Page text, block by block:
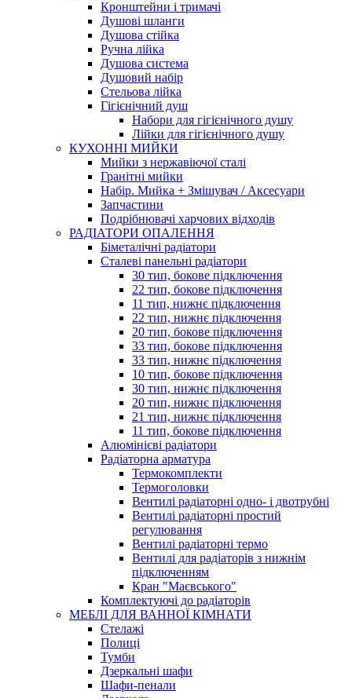
Кронштейни і тримачі
Душові шланги
Душова стійка
Ручна лійка
Душова система
Душовий набір
Стельова лійка
Гігієнічний душ
Набори для гігієнічного душу
Лійки для гігієнічного душу
КУХОННІ МИЙКИ
Мийки з нержавіючої сталі
Гранітні мийки
Набір. Мийка + Змішувач / Аксесуари
Запчастини
Подрібнювачі харчових відходів
РАДІАТОРИ ОПАЛЕННЯ
Біметалічні радіатори
Сталеві панельні радіатори
30 тип, бокове підключення
22 тип, бокове підключення
11 тип, нижнє підключення
22 тип, нижнє підключення
20 тип, бокове підключення
33 тип, бокове підключення
33 тип, нижнє підключення
10 тип, бокове підключення
30 тип, нижнє підключення
20 тип, нижнє підключення
21 тип, нижнє підключення
11 тип, бокове підключення
Алюмінієві радіатори
Радіаторна арматура
Термокомплекти
Термоголовки
Вентилі радіаторні одно- і двотрубні
Вентилі радіаторні простий
регулювання
Вентилі радіаторні термо
Вентилі для радіаторів з нижнім
підключенням
Кран "Маєвського"
Комплектуючі до радіаторів
МЕБЛІ ДЛЯ ВАННОЇ КІМНАТИ
Стелажі
Полиці
Тумби
Дзеркальні шафи
Шафи-пенали